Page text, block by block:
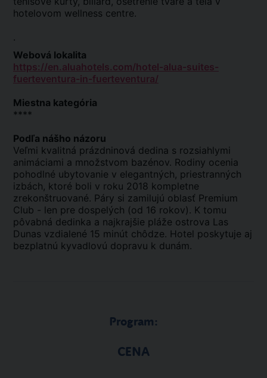
hotelovom wellness centre.
.
Webová lokalita
https://en.aluahotels.com/hotel-alua-suites-
fuerteventura-in-fuerteventura/
Miestna kategória
****
Podľa nášho názoru
Veľmi kvalitná prázdninová dedina s rozsiahlymi
animáciami a množstvom bazénov. Rodiny ocenia
pohodlné ubytovanie v elegantných, priestranných
izbách, ktoré boli v roku 2018 kompletne
zrekonštruované. Páry si zamilujú oblasť Premium
Club - len pre dospelých (od 16 rokov). K tomu
pôvabná dedinka a najkrajšie pláže ostrova Las
Dunas vzdialené 15 minút chôdze. Hotel poskytuje aj
bezplatnú kyvadlovú dopravu k dunám.
Program:
CENA